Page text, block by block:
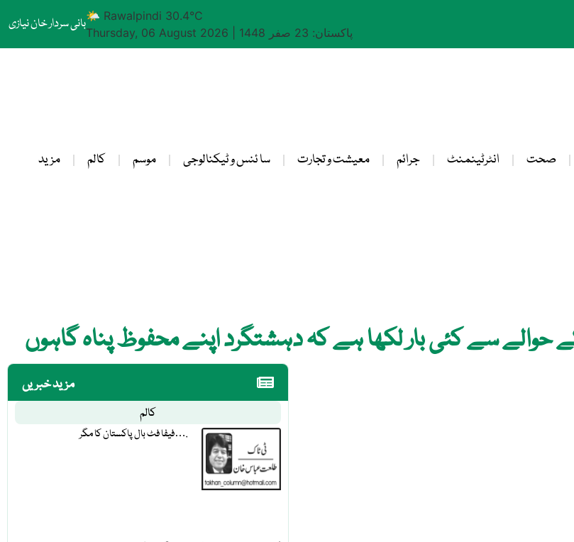
بانی سردار خان نیازی🌤 Rawalpindi 30.4°C
Thursday, 06 August 2026
پاکستان: 23 صفر 1448
صحت انٹرٹینمنٹ جرائم معیشت و تجارت سا ئنس و ٹیکنالوجی موسم کالم مزید
مزید خبریں
کالم
فیفا فٹ بال پاکستان کا مگر….